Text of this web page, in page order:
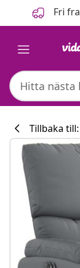
FöregåendeFri
Tillbaka